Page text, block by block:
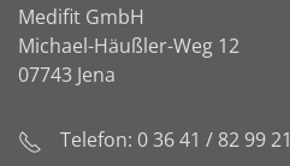
Medifit GmbH
Michael-Häußler-Weg 12
07743 Jena
Telefon: 0 36 41 / 82 99 21